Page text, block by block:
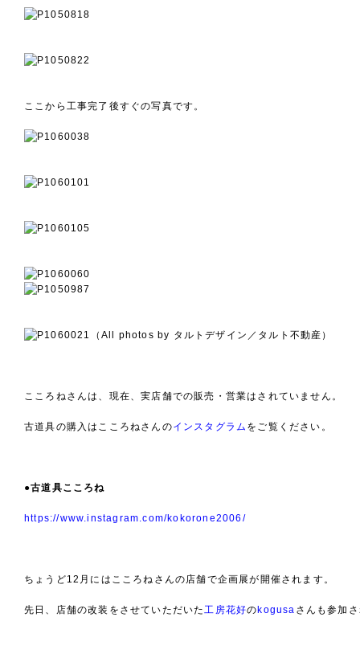
ここから工事完了後すぐの写真です。
（All photos by タルトデザイン／タルト不動産）
こころねさんは、現在、実店舗での販売・営業はされていません。
古道具の購入はこころねさんのインスタグラム をご覧ください。
●古道具こころね
https://www.instagram.com/kokorone2006/
ちょうど12月にはこころねさんの店舗で企画展が開催されます。
先日、店舗の改装をさせていただいた工房花好のkogusa さんも参加